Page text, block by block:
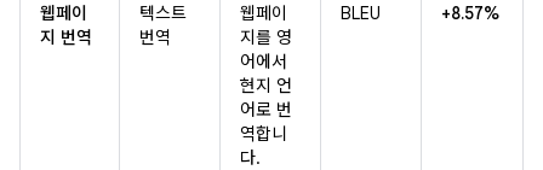
웹페이
지 번역
텍스트
번역
웹페이
지를 영
어에서
현지 언
어로 번
역합니
다.
BLEU +8.57%